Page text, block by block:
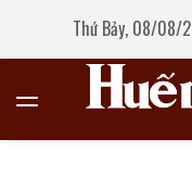
Thứ Bảy, 08/08/